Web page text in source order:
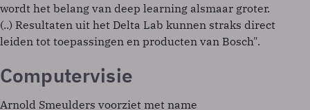
wordt het belang van deep learning alsmaar groter.
(..) Resultaten uit het Delta Lab kunnen straks direct
leiden tot toepassingen en producten van Bosch".
Computervisie
Arnold Smeulders voorziet met name